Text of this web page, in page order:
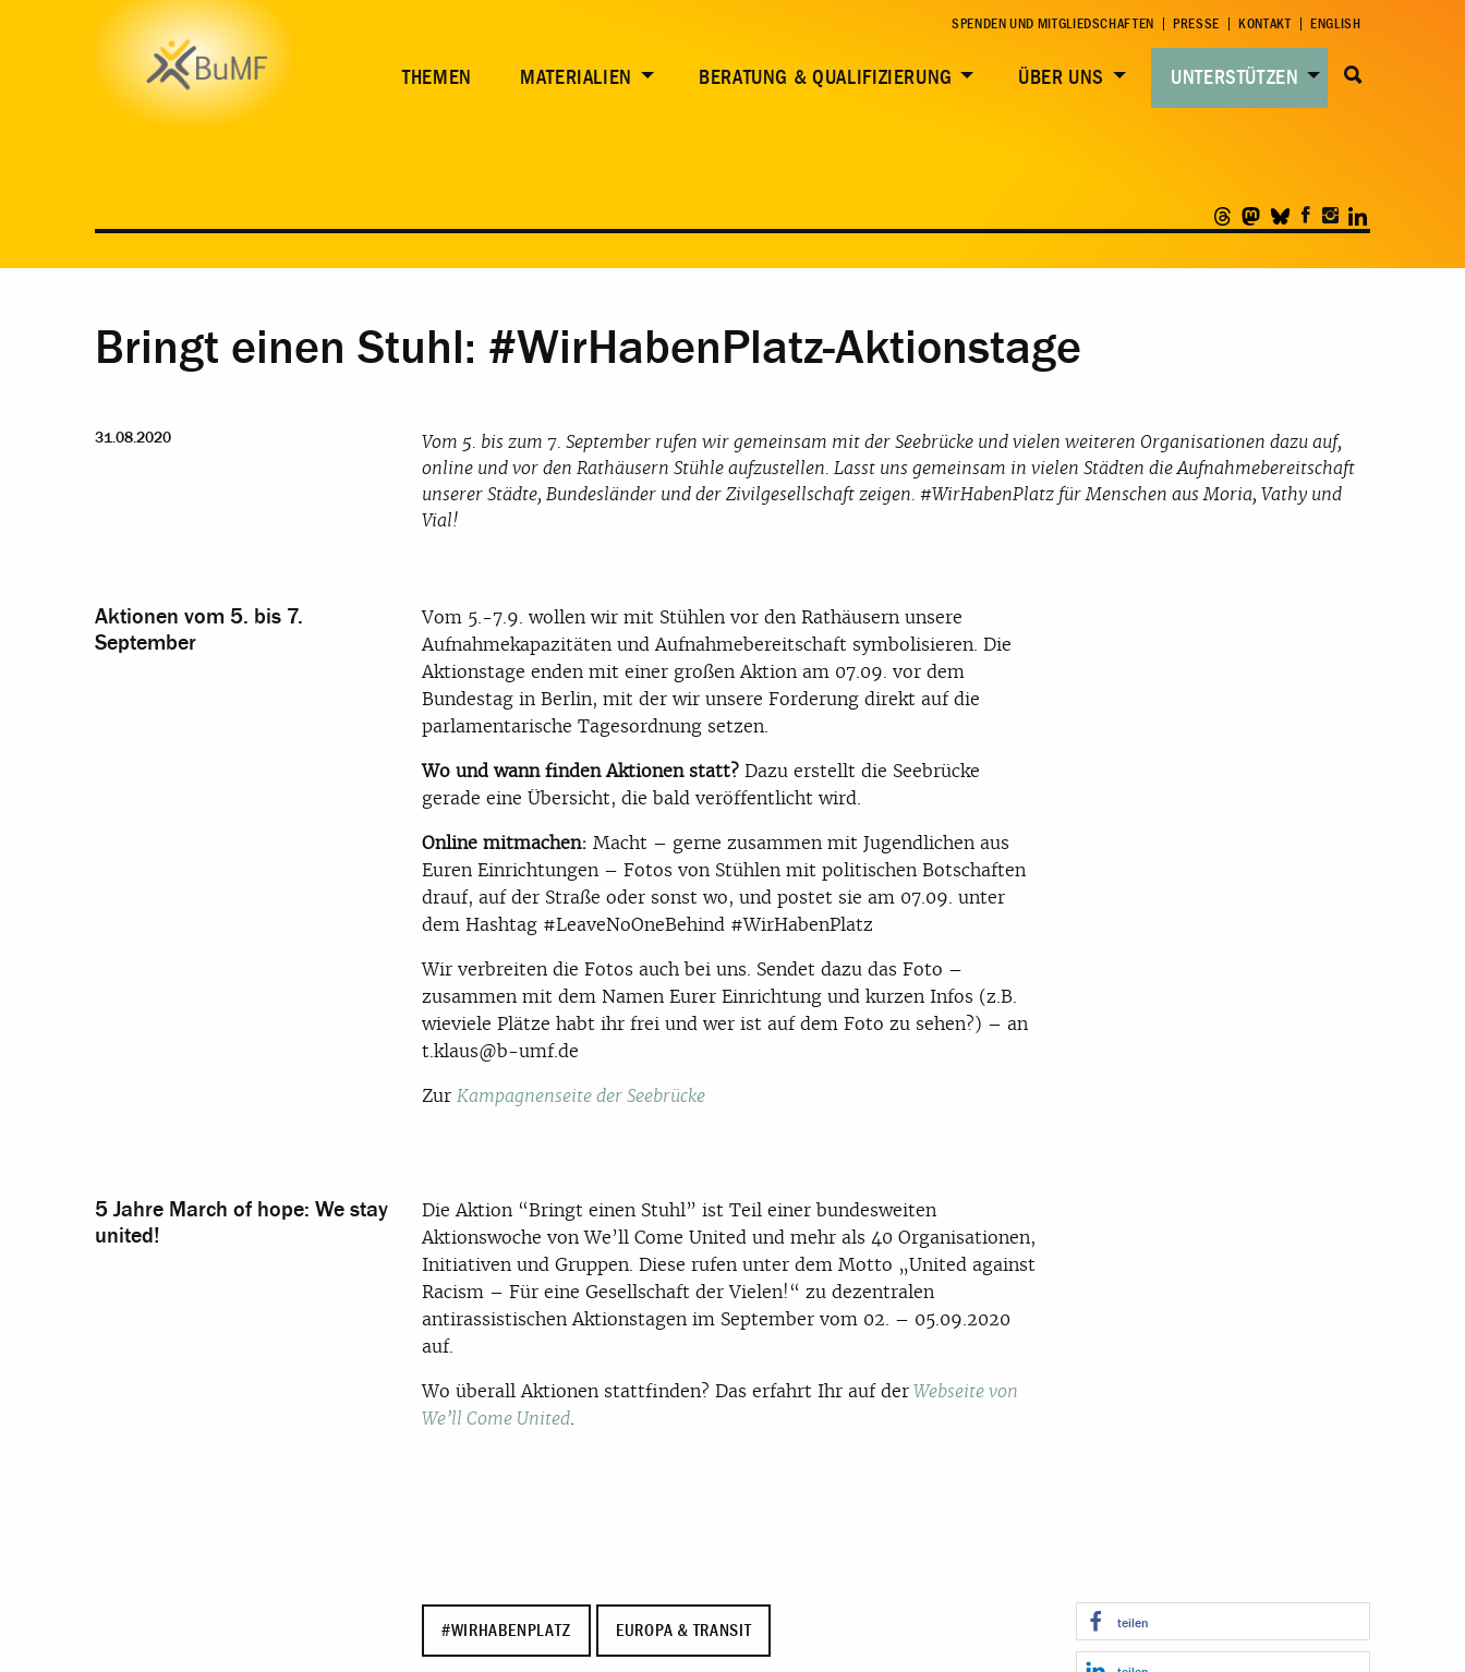
SPENDEN UND MITGLIEDSCHAFTEN PRESSE KONTAKT ENGLISH
THEMEN MATERIALIEN BERATUNG & QUALIFIZIERUNG ÜBER UNS UNTERSTÜTZEN
Bringt einen Stuhl: #WirHabenPlatz-Aktionstage
31.08.2020
Vom 5. bis zum 7. September rufen wir gemeinsam mit der Seebrücke und vielen weiteren Organisationen dazu auf,
online und vor den Rathäusern Stühle aufzustellen. Lasst uns gemeinsam in vielen Städten die Aufnahmebereitschaft
unserer Städte, Bundesländer und der Zivilgesellschaft zeigen. #WirHabenPlatz für Menschen aus Moria, Vathy und
Vial!
Aktionen vom 5. bis 7.
September
Vom 5.-7.9. wollen wir mit Stühlen vor den Rathäusern unsere
Aufnahmekapazitäten und Aufnahmebereitschaft symbolisieren. Die
Aktionstage enden mit einer großen Aktion am 07.09. vor dem
Bundestag in Berlin, mit der wir unsere Forderung direkt auf die
parlamentarische Tagesordnung setzen.
Wo und wann finden Aktionen statt? Dazu erstellt die Seebrücke
gerade eine Übersicht, die bald veröffentlicht wird.
Online mitmachen: Macht – gerne zusammen mit Jugendlichen aus
Euren Einrichtungen – Fotos von Stühlen mit politischen Botschaften
drauf, auf der Straße oder sonst wo, und postet sie am 07.09. unter
dem Hashtag #LeaveNoOneBehind #WirHabenPlatz
Wir verbreiten die Fotos auch bei uns. Sendet dazu das Foto –
zusammen mit dem Namen Eurer Einrichtung und kurzen Infos (z.B.
wieviele Plätze habt ihr frei und wer ist auf dem Foto zu sehen?) – an
t.klaus@b-umf.de
Zur Kampagnenseite der Seebrücke
5 Jahre March of hope: We stay
united!
Die Aktion “Bringt einen Stuhl” ist Teil einer bundesweiten
Aktionswoche von We’ll Come United und mehr als 40 Organisationen,
Initiativen und Gruppen. Diese rufen unter dem Motto „United against
Racism – Für eine Gesellschaft der Vielen!“ zu dezentralen
antirassistischen Aktionstagen im September vom 02. – 05.09.2020
auf.
Wo überall Aktionen stattfinden? Das erfahrt Ihr auf derWebseite von
We’ll Come United.
#WIRHABENPLATZ EUROPA & TRANSIT teilen